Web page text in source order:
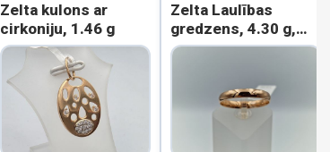
Zelta kulons ar
cirkoniju, 1.46 g
Zelta Laulības
gredzens, 4.30 g,
izm. 19